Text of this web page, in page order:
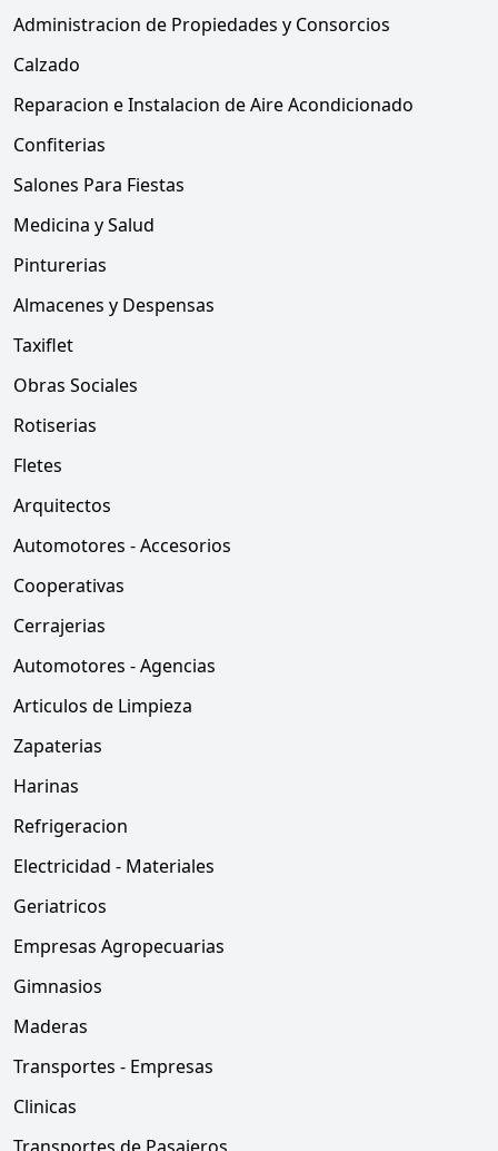
Administracion de Propiedades y Consorcios
Calzado
Reparacion e Instalacion de Aire Acondicionado
Confiterias
Salones Para Fiestas
Medicina y Salud
Pinturerias
Almacenes y Despensas
Taxiflet
Obras Sociales
Rotiserias
Fletes
Arquitectos
Automotores - Accesorios
Cooperativas
Cerrajerias
Automotores - Agencias
Articulos de Limpieza
Zapaterias
Harinas
Refrigeracion
Electricidad - Materiales
Geriatricos
Empresas Agropecuarias
Gimnasios
Maderas
Transportes - Empresas
Clinicas